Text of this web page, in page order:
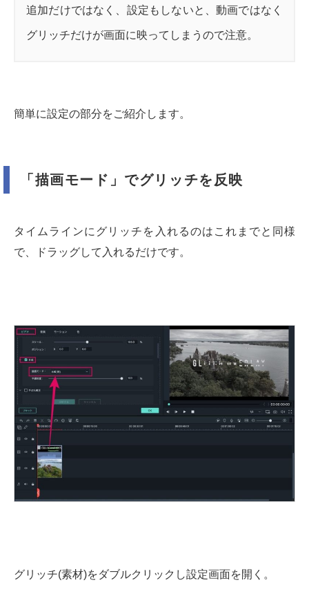
追加だけではなく、設定もしないと、動画ではなく
グリッチだけが画面に映ってしまうので注意。
簡単に設定の部分をご紹介します。
「描画モード」でグリッチを反映
タイムラインにグリッチを入れるのはこれまでと同様
で、ドラッグして入れるだけです。
グリッチ(素材)をダブルクリックし設定画面を開く。